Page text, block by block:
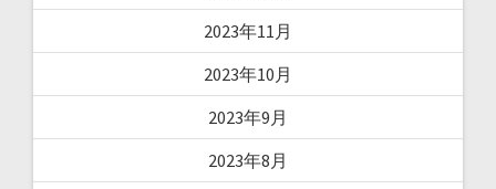
2023年11月
2023年10月
2023年9月
2023年8月